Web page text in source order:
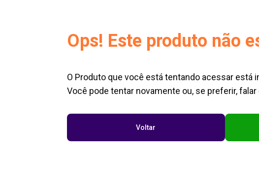
Ops! Este produto não
O Produto que você está tentando acessar está
Você pode tentar novamente ou, se preferir,
Voltar